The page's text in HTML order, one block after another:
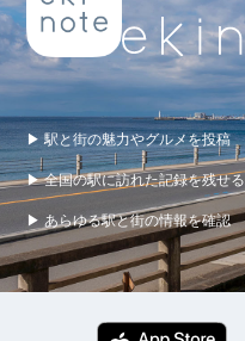
▶ 駅と街の魅力やグルメを投稿
▶ 全国の駅に訪れた記録を残せる
▶ あらゆる駅と街の情報を確認